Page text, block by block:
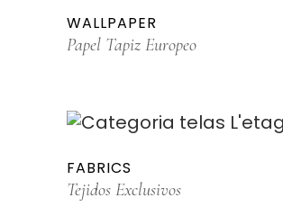
WALLPAPER
Papel Tapiz Europeo
FABRICS
Tejidos Exclusivos